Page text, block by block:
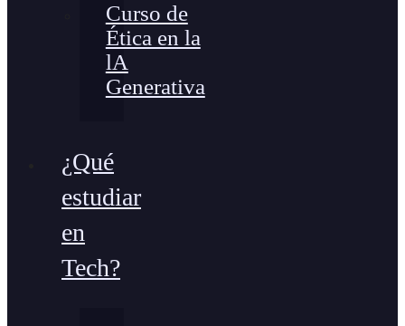
Curso de
Ética en la
lA
Generativa
¿Qué
estudiar
en
Tech?